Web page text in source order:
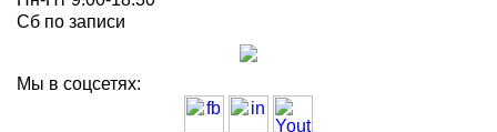
Сб по записи
Мы в соцсетях: